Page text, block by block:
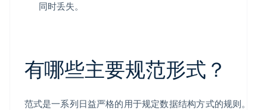
同时丢失。
有哪些主要规范形式？
范式是一系列日益严格的用于规定数据结构方式的规则。